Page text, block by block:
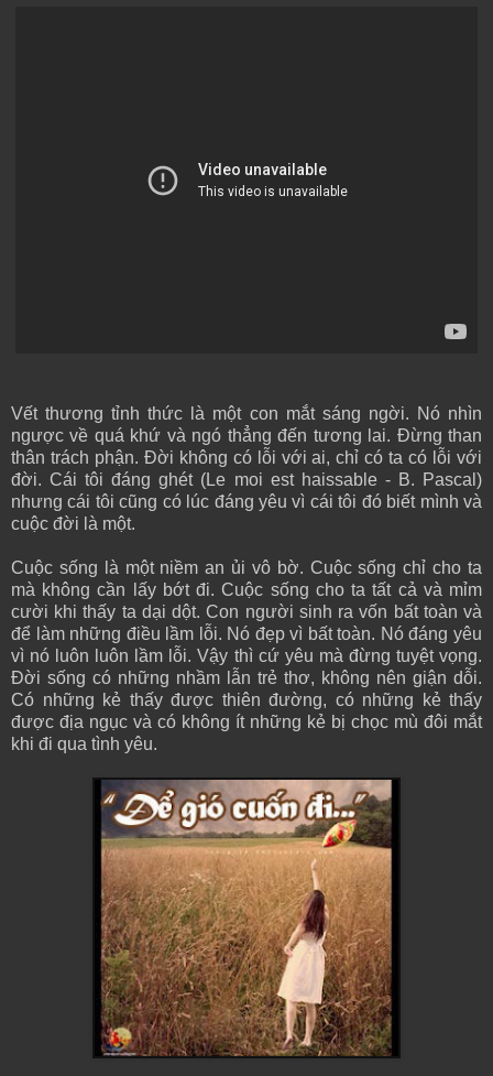
Vết thương tỉnh thức là một con mắt sáng ngời. Nó nhìn
ngược về quá khứ và ngó thẳng đến tương lai. Đừng than
thân trách phận. Đời không có lỗi với ai, chỉ có ta có lỗi với
đời. Cái tôi đáng ghét (Le moi est haissable - B. Pascal)
nhưng cái tôi cũng có lúc đáng yêu vì cái tôi đó biết mình và
cuộc đời là một.
Cuộc sống là một niềm an ủi vô bờ. Cuộc sống chỉ cho ta
mà không cần lấy bớt đi. Cuộc sống cho ta tất cả và mỉm
cười khi thấy ta dại dột. Con người sinh ra vốn bất toàn và
để làm những điều lầm lỗi. Nó đẹp vì bất toàn. Nó đáng yêu
vì nó luôn luôn lầm lỗi. Vậy thì cứ yêu mà đừng tuyệt vọng.
Đời sống có những nhầm lẫn trẻ thơ, không nên giận dỗi.
Có những kẻ thấy được thiên đường, có những kẻ thấy
được địa ngục và có không ít những kẻ bị chọc mù đôi mắt
khi đi qua tình yêu.